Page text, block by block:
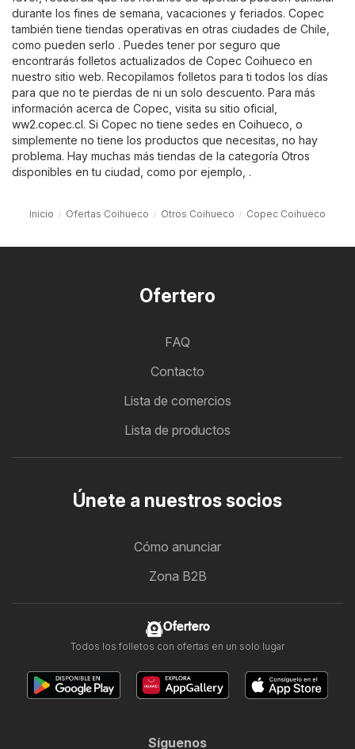
durante los fines de semana, vacaciones y feriados. Copec
también tiene tiendas operativas en otras ciudades de Chile,
como pueden serlo . Puedes tener por seguro que
encontrarás folletos actualizados de Copec Coihueco en
nuestro sitio web. Recopilamos folletos para ti todos los días
para que no te pierdas de ni un solo descuento. Para más
información acerca de Copec, visita su sitio oficial,
ww2.copec.cl. Si Copec no tiene sedes en Coihueco, o
simplemente no tiene los productos que necesitas, no hay
problema. Hay muchas más tiendas de la categoría Otros
disponibles en tu ciudad, como por ejemplo, .
Inicio Ofertas Coihueco Otros Coihueco Copec Coihueco
Ofertero
FAQ
Contacto
Lista de comercios
Lista de productos
Únete a nuestros socios
Cómo anunciar
Zona B2B
Ofertero
Todos los folletos con ofertas en un solo lugar
Síguenos